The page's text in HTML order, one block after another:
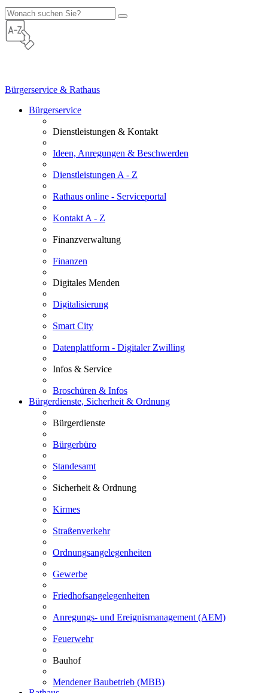
Bürgerservice & Rathaus
Bürgerservice
Dienstleistungen & Kontakt
Ideen, Anregungen & Beschwerden
Dienstleistungen A - Z
Rathaus online - Serviceportal
Kontakt A - Z
Finanzverwaltung
Finanzen
Digitales Menden
Digitalisierung
Smart City
Datenplattform - Digitaler Zwilling
Infos & Service
Broschüren & Infos
Bürgerdienste, Sicherheit & Ordnung
Bürgerdienste
Bürgerbüro
Standesamt
Sicherheit & Ordnung
Kirmes
Straßenverkehr
Ordnungsangelegenheiten
Gewerbe
Friedhofsangelegenheiten
Anregungs- und Ereignismanagement (AEM)
Feuerwehr
Bauhof
Mendener Baubetrieb (MBB)